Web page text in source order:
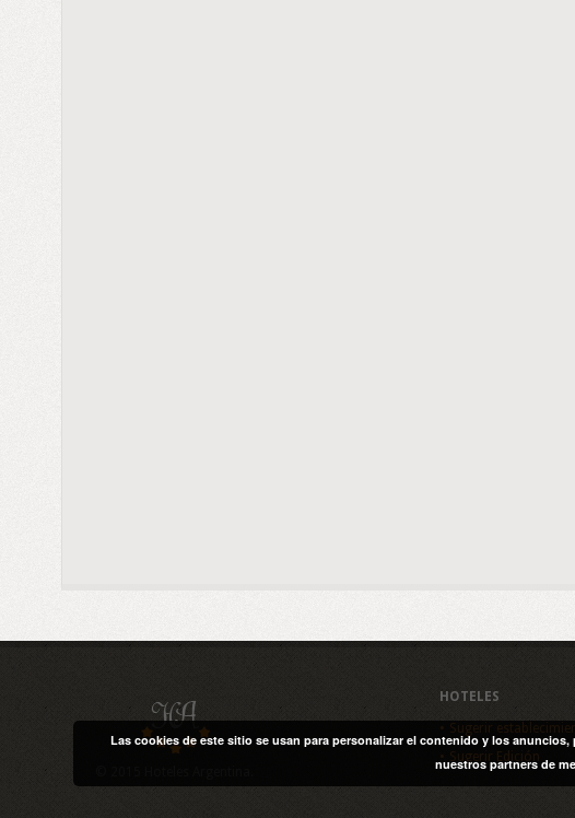
HOTELES
Sugerir
Sugerir Edición
Las cookies de este sitio se usan para personalizar el contenido y los
nuestros partners de